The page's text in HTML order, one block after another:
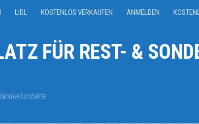
LIDL KOSTENLOS VERKAUFEN ANMELDEN
FÜR REST- &